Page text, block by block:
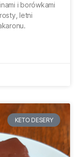
i borówkami
letni
KETO DESERY